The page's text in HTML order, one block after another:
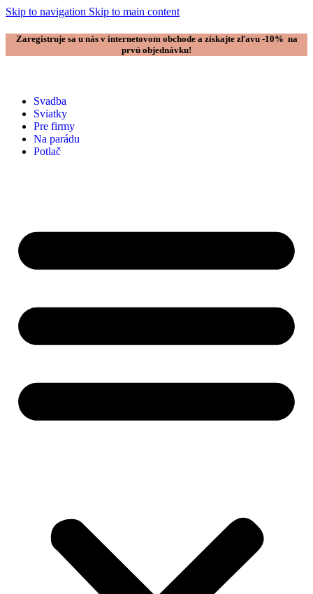
Skip to navigation Skip to main content
Zaregistruje sa u nás v internetovom obchode a získajte zľavu -10% na
prvú objednávku!
Svadba
Sviatky
Pre firmy
Na parádu
Potlač